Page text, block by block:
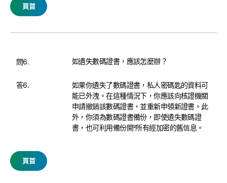
頁首
問6. 如遺失數碼證書，應該怎麼辦？
答6.
如果你遺失了數碼證書，私人密碼匙的資料可
能已外洩。在這種情況下，你應該向核證機關
申請撤銷該數碼證書，並重新申領新證書。此
外，你須為數碼證書備份，即使遺失數碼證
書，也可利用備份開所有經加密的舊信息。
頁首